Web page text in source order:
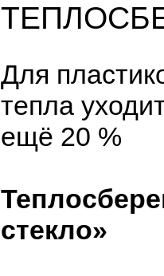
Для
тепла
ещё 20 %
стекло»